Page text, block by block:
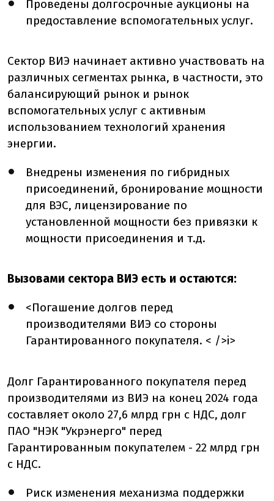
Проведены долгосрочные аукционы на
предоставление вспомогательных услуг.
Сектор ВИЭ начинает активно участвовать на
различных сегментах рынка, в частности, это
балансирующий рынок и рынок
вспомогательных услуг с активным
использованием технологий хранения
энергии.
Внедрены изменения по гибридных
присоединений, бронирование мощности
для ВЭС, лицензирование по
установленной мощности без привязки к
мощности присоединения и т.д.
Вызовами сектора ВИЭ есть и остаются:
<Погашение долгов перед
производителями ВИЭ со стороны
Гарантированного покупателя. < />i>
Долг Гарантированного покупателя перед
производителями из ВИЭ на конец 2024 года
составляет около 27,6 млрд грн с НДС, долг
ПАО "НЭК "Укрэнерго" перед
Гарантированным покупателем - 22 млрд грн
с НДС.
Риск изменения механизма поддержки